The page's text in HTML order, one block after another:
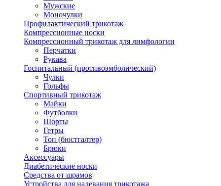
Мужские
Моночулки
Профилактический трикотаж
Компрессионные носки
Компрессионный трикотаж для лимфологии
Перчатки
Рукава
Госпитальный (противоэмболический)
Чулки
Гольфы
Спортивный трикотаж
Майки
Футболки
Шорты
Гетры
Топ (бюстгалтер)
Брюки
Аксессуары
Диабетические носки
Средства от шрамов
Устройства для надевания трикотажа